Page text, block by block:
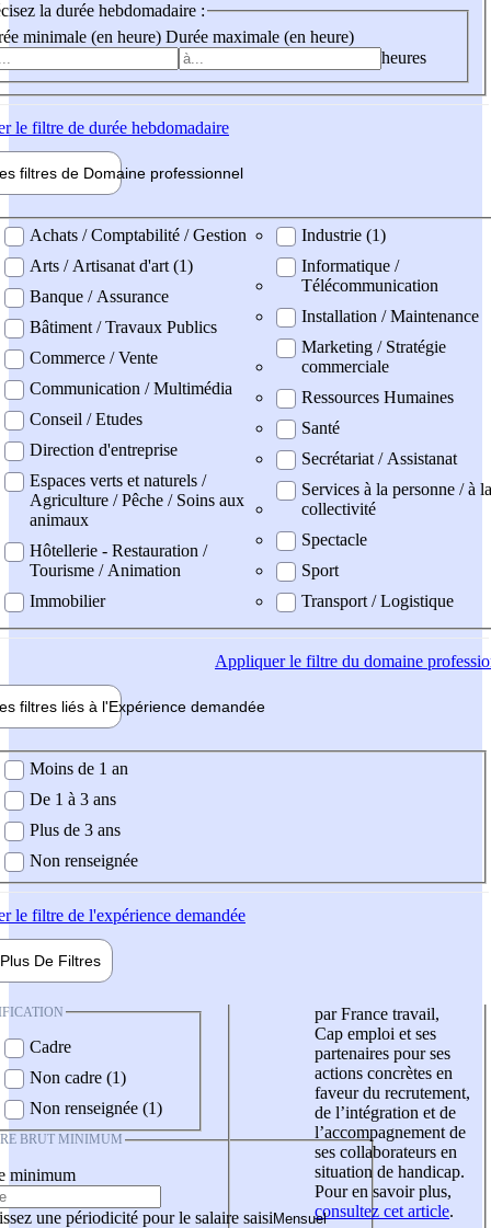
la durée hebdomadaire :
minimale (en heure) Durée maximale (en heure)
heures
le filtre de durée hebdomadaire
filtres de Domaine professionnel
professionel
Achats / Comptabilité / Gestion
Arts / Artisanat d'art (1)
Banque / Assurance
Bâtiment / Travaux Publics
Commerce / Vente
Communication / Multimédia
Conseil / Etudes
Direction d'entreprise
Espaces verts et naturels /
Agriculture / Pêche / Soins aux
animaux
Hôtellerie - Restauration /
Tourisme / Animation
Immobilier
Industrie (1)
Informatique /
Télécommunication
Installation / Maintenance
Marketing / Stratégie
commerciale
Ressources Humaines
Santé
Secrétariat / Assistanat
Services à la personne / à la
collectivité
Spectacle
Sport
Transport / Logistique
Appliquerle filtre du domaine
filtres liés à l'Expérience demandée
demandée
Moins de 1 an
De 1 à 3 ans
Plus de 3 ans
Non renseignée
le filtre de l'expérience demandée
Plus De Filtres
Cadre
Non cadre (1)
Non renseignée (1)
BRUT MINIMUM
minimum
une périodicité pour le salaire saisi
par France travail,
Cap emploi et ses
partenaires pour ses
actions concrètes en
faveur du recrutement,
de l’intégration et de
l’accompagnement de
ses collaborateurs en
situation de handicap.
Pour en savoir plus,
consultez cet article.